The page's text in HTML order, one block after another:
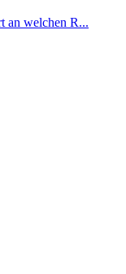
an welchen R...